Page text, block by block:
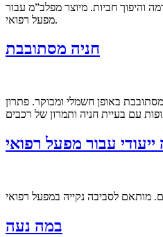
והיפוך חביות. מיוצר מפלב”מ עבור
מפעל רפואי.
חניה מסתובבת
באופן חשמלי ומבוקר. פתרון
עבור מפעל רפואי
במה נעה